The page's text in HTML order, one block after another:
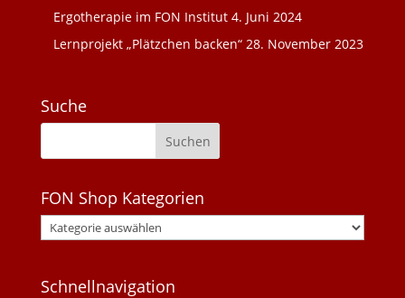
Ergotherapie im FON Institut 4. Juni 2024
Lernprojekt „Plätzchen backen“ 28. November 2023
Suche
FON Shop Kategorien
Schnellnavigation